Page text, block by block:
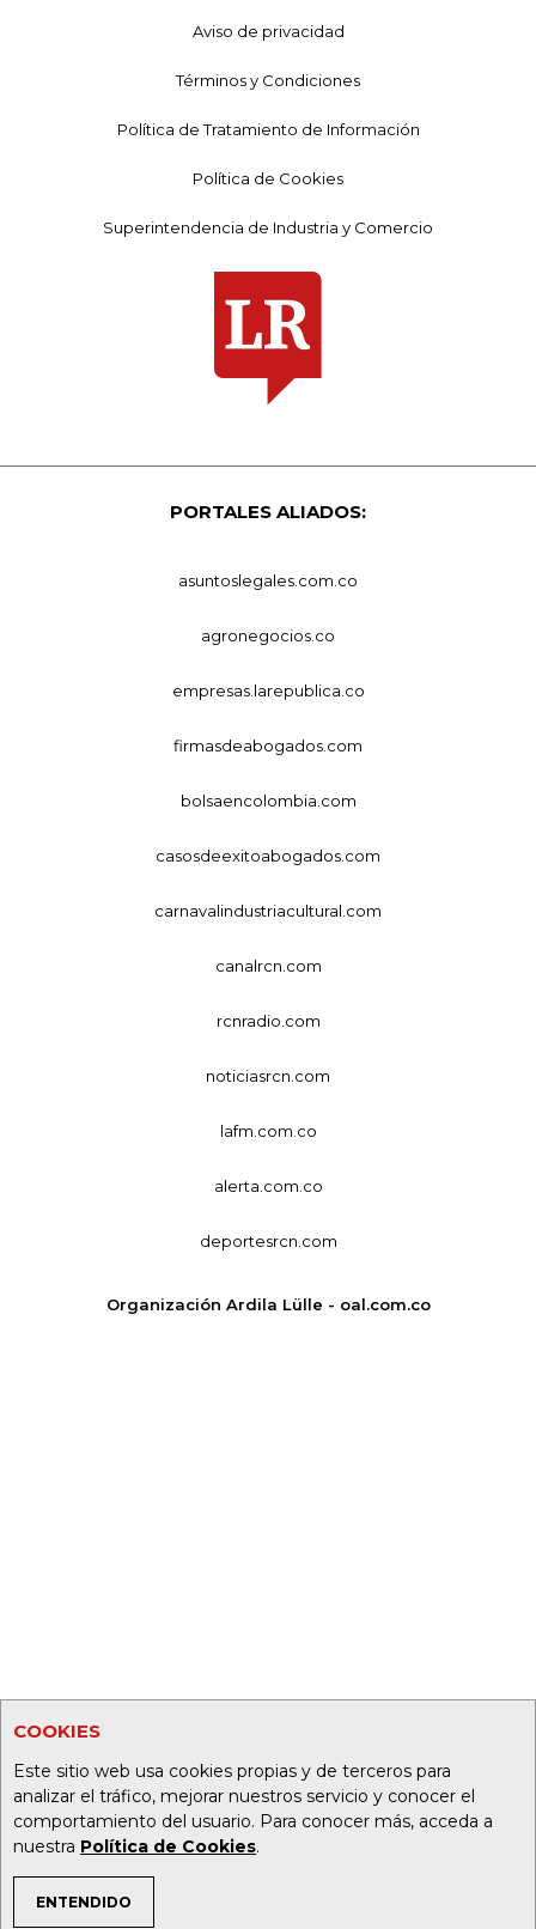
COOKIES
Este sitio web usa cookies propias y de terceros para
analizar el tráfico, mejorar nuestros servicio y conocer el
comportamiento del usuario. Para conocer más, acceda a
nuestra Política de Cookies.
ENTENDIDO
TEMAS DE INTERÉS
Aviso de privacidad
Términos y Condiciones
Política de Tratamiento de Información
Política de Cookies
Superintendencia de Industria y Comercio
PORTALES ALIADOS:
asuntoslegales.com.co
agronegocios.co
empresas.larepublica.co
firmasdeabogados.com
bolsaencolombia.com
casosdeexitoabogados.com
carnavalindustriacultural.com
canalrcn.com
rcnradio.com
noticiasrcn.com
lafm.com.co
alerta.com.co
deportesrcn.com
Organización Ardila Lülle - oal.com.co